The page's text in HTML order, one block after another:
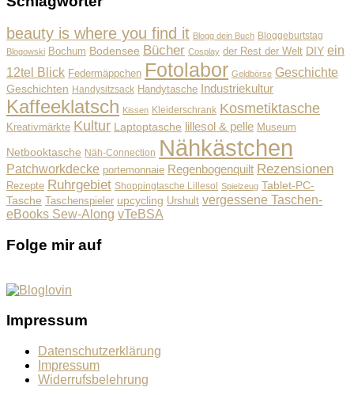
beauty is where you find it Blogg dein Buch Bloggeburtstag
Blogowski Bochum Bodensee Bücher Cosplay der Rest der Welt DIY ein
12tel Blick Federmäppchen Fotolabor Geldbörse Geschichte
Geschichten Handysitzsack Handytasche Industriekultur
Kaffeeklatsch Kissen Kleiderschrank Kosmetiktasche
Kreativmärkte Kultur Laptoptasche lillesol & pelle Museum
Netbooktasche Näh-Connection Nähkästchen
Patchworkdecke portemonnaie Regenbogenquilt Rezensionen
Rezepte Ruhrgebiet Shoppingtasche Lillesol Spielzeug Tablet-PC-
Tasche Taschenspieler upcycling Urshult vergessene Taschen-
eBooks Sew-Along vTeBSA
Folge mir auf
Impressum
Datenschutzerklärung
Impressum
Widerrufsbelehrung